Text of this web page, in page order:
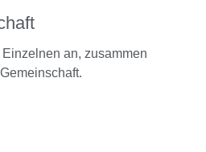
an, zusammen